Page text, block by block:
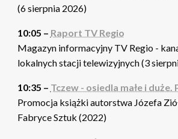
(6 sierpnia 2026)
10:05 – Raport TV Regio
Magazyn informacyjny TV Regio -
lokalnych stacji telewizyjnych (3
10:35 – Tczew - osiedla małe i
Promocja książki autorstwa Józefa
Fabryce Sztuk (2022)